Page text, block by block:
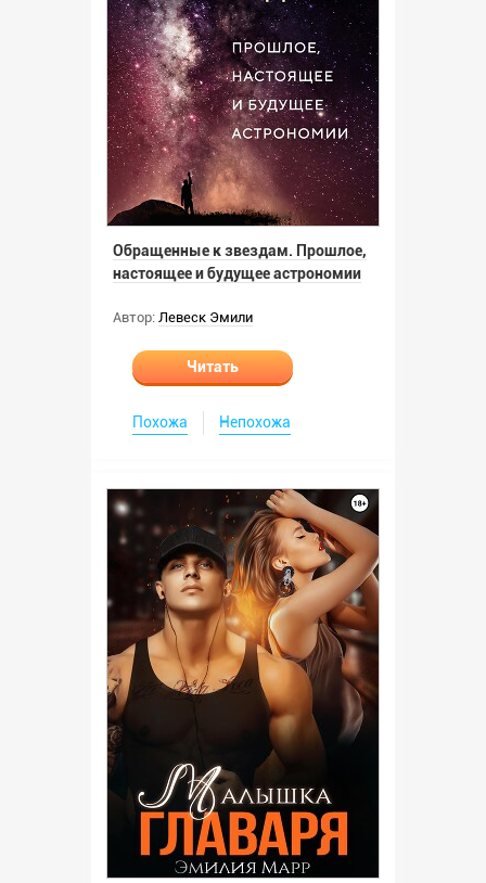
Обращенные к звездам. Прошлое,
настоящее и будущее астрономии
Автор: Левеск Эмили
Читать
Похожа Непохожа